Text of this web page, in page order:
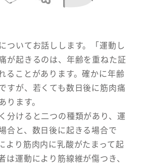
ついてお話しします。「運動し
が起きるのは、年齢を重ねた証
ることがあります。確かに年齢
すが、若くても数日後に筋肉痛
ります。
分けると二つの種類があり、運
合と、数日後に起きる場合で
より筋肉内に乳酸がたまって起
は運動により筋線維が傷つき、